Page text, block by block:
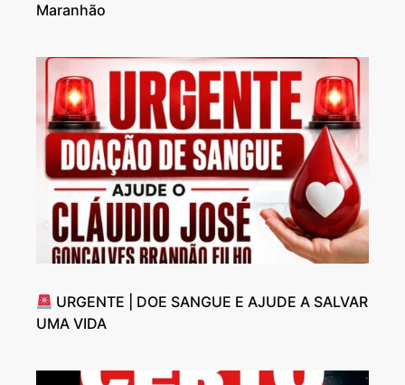
Maranhão
URGENTE | DOE SANGUE E AJUDE A SALVAR
UMA VIDA